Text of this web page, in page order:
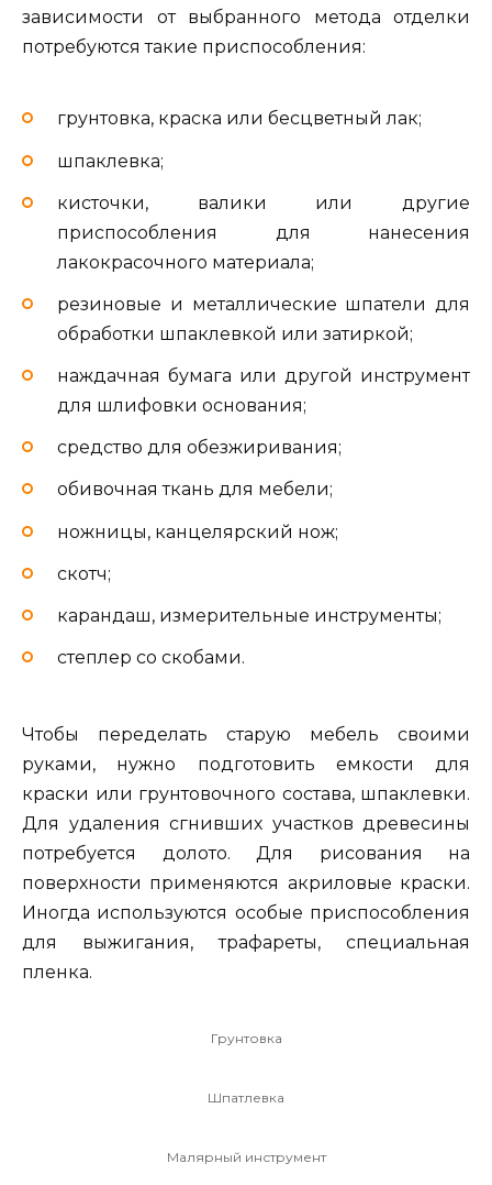
зависимости от выбранного метода отделки
потребуются такие приспособления:
грунтовка, краска или бесцветный лак;
шпаклевка;
кисточки, валики или другие
приспособления для нанесения
лакокрасочного материала;
резиновые и металлические шпатели для
обработки шпаклевкой или затиркой;
наждачная бумага или другой инструмент
для шлифовки основания;
средство для обезжиривания;
обивочная ткань для мебели;
ножницы, канцелярский нож;
скотч;
карандаш, измерительные инструменты;
степлер со скобами.
Чтобы переделать старую мебель своими
руками, нужно подготовить емкости для
краски или грунтовочного состава, шпаклевки.
Для удаления сгнивших участков древесины
потребуется долото. Для рисования на
поверхности применяются акриловые краски.
Иногда используются особые приспособления
для выжигания, трафареты, специальная
пленка.
Грунтовка
Шпатлевка
Малярный инструмент